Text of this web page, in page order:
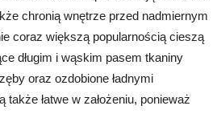
chronią wnętrze przed nadmiernym
coraz większą popularnością cieszą
długim i wąskim pasem tkaniny
oraz ozdobione ładnymi
łatwe w założeniu, ponieważ